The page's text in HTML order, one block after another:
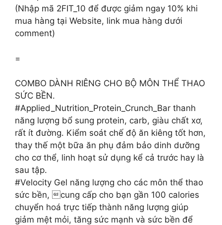
(Nhập mã 2FIT_10 để được giảm ngay 10% khi
mua hàng tại Website, link mua hàng dưới
comment)
=
COMBO DÀNH RIÊNG CHO BỘ MÔN THỂ THAO
SỨC BỀN.
#Applied_Nutrition_Protein_Crunch_Bar thanh
năng lượng bổ sung protein, carb, giàu chất xơ,
rất ít đường. Kiểm soát chế độ ăn kiêng tốt hơn,
thay thế một bữa ăn phụ đảm bảo dinh dưỡng
cho cơ thể, linh hoạt sử dụng kể cả trước hay là
sau tập.
#Velocity Gel năng lượng cho các môn thể thao
sức bền, cung cấp cho bạn gần 100 calories
chuyển hoá trực tiếp thành năng lượng giúp
giảm mệt mỏi, tăng sức mạnh và sức bền để